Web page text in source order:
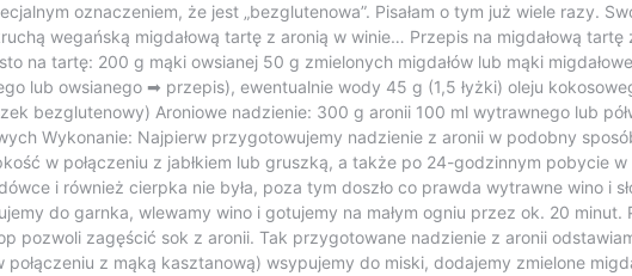
oznaczeniem, że jest „bezglutenowa”. Pisałam o tym już wiele razy.
wegańską migdałową tartę z aronią w winie… Przepis na migdałową
na tartę: 200 g mąki owsianej 50 g zmielonych migdałów lub mąki
lub owsianego ➡ przepis), ewentualnie wody 45 g (1,5 łyżki) oleju
bezglutenowy) Aroniowe nadzienie: 300 g aronii 100 ml wytrawnego lub
Wykonanie: Najpierw przygotowujemy nadzienie z aronii w podobny
w połączeniu z jabłkiem lub gruszką, a także po 24-godzinnym pobycie
i również cierpka nie była, poza tym doszło co prawda wytrawne wino i
do garnka, wlewamy wino i gotujemy na małym ogniu przez ok. 20
pozwoli zagęścić sok z aronii. Tak przygotowane nadzienie z aronii
z mąką kasztanową) wsypujemy do miski, dodajemy zmielone